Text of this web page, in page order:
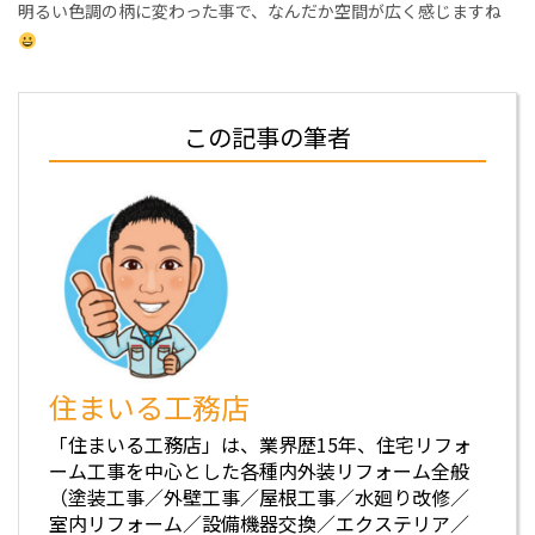
明るい色調の柄に変わった事で、なんだか空間が広く感じますね
この記事の筆者
住まいる工務店
「住まいる工務店」は、業界歴15年、住宅リフォ
ーム工事を中心とした各種内外装リフォーム全般
（塗装工事／外壁工事／屋根工事／水廻り改修／
室内リフォーム／設備機器交換／エクステリア／